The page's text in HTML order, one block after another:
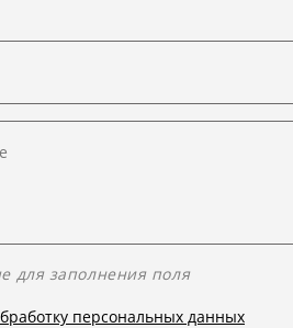
для заполнения поля
персональных данных